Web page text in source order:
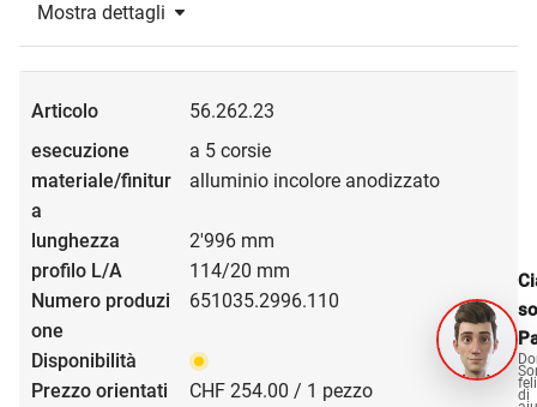
Mostra dettagli
56.262.23
a 5 corsie
alluminio incolore anodizzato
2'996 mm
114/20 mm
651035.2996.110
CHF 254.00 / 1 pezzo di